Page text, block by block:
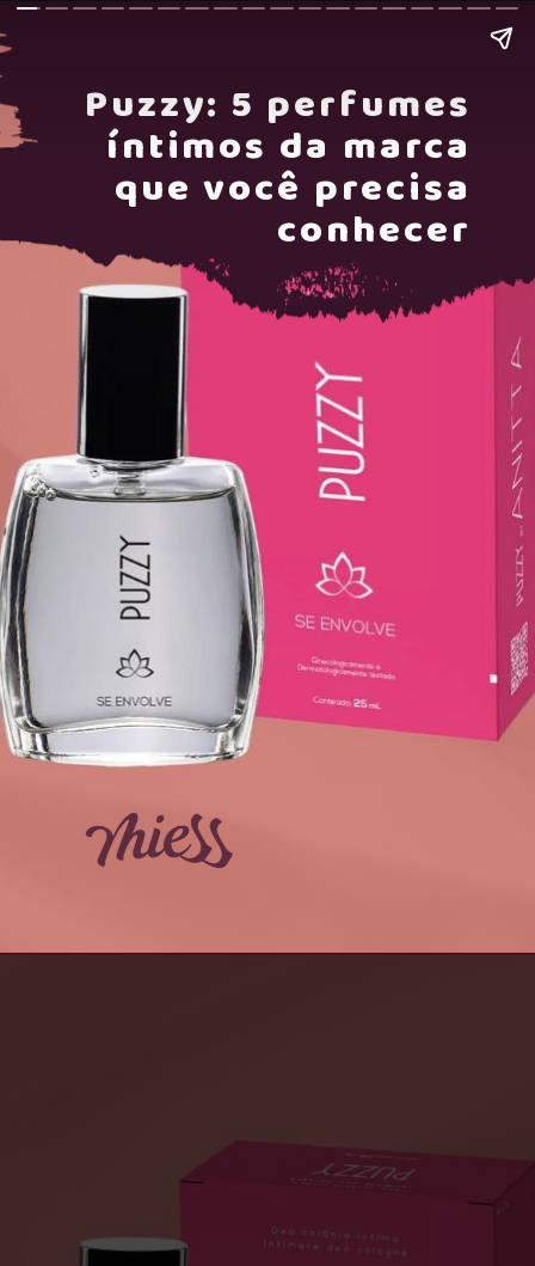
Puzzy: 5 perfumes
íntimos da marca
que você precisa
conhecer